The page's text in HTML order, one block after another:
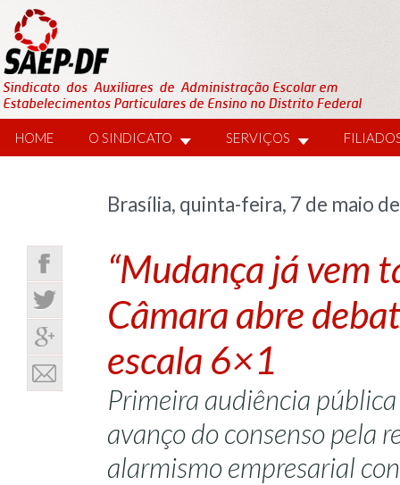
HOME O SINDICATO SERVIÇOS
Brasília, quinta-feira, 7 de maio
“Mudança já vem
Câmara abre
escala 6×1
Primeira audiência
avanço do consenso pela
alarmismo empresarial